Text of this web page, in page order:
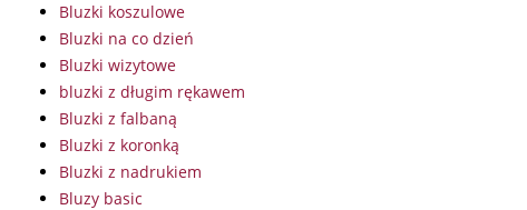
Bluzki koszulowe
Bluzki na co dzień
Bluzki wizytowe
bluzki z długim rękawem
Bluzki z falbaną
Bluzki z koronką
Bluzki z nadrukiem
Bluzy basic